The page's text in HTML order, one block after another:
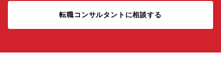
転職コンサルタントに相談する